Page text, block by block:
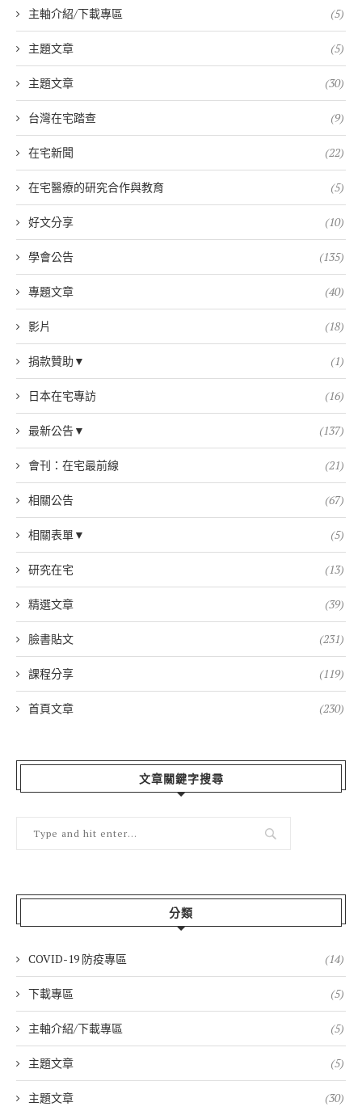
主軸介紹/下載專區 (5)
主題文章 (5)
主題文章 (30)
台灣在宅踏查 (9)
在宅新聞 (22)
在宅醫療的研究合作與教育 (5)
好文分享 (10)
學會公告 (135)
專題文章 (40)
影片 (18)
捐款贊助▼ (1)
日本在宅專訪 (16)
最新公告▼ (137)
會刊：在宅最前線 (21)
相關公告 (67)
相關表單▼ (5)
研究在宅 (13)
精選文章 (39)
臉書貼文 (231)
課程分享 (119)
首頁文章 (230)
文章關鍵字搜尋
分類
COVID-19 防疫專區 (14)
下載專區 (5)
主軸介紹/下載專區 (5)
主題文章 (5)
主題文章 (30)